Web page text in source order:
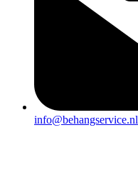
info@behangservice.nl